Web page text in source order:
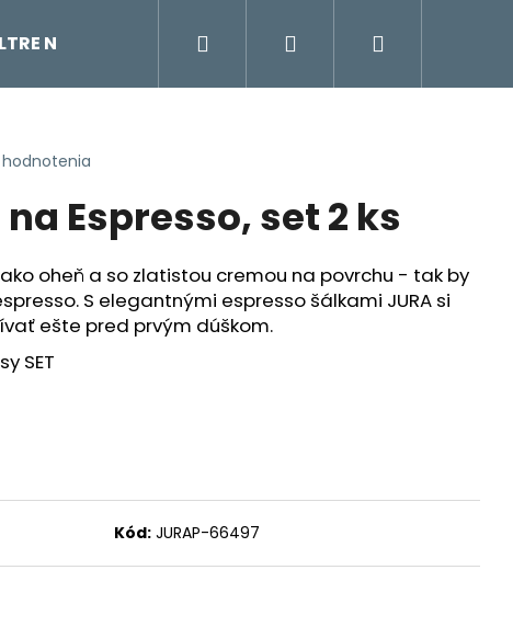
NA VODU ÚDRŽBA KÁVOVARU
Hľadať Prihlásenie
Espresso, set 2 ks
oheň a so zlatistou cremou na povrchu - tak by
S elegantnými espresso šálkami JURA si
ešte pred prvým dúškom.
SET
Kód: JURAP-66497